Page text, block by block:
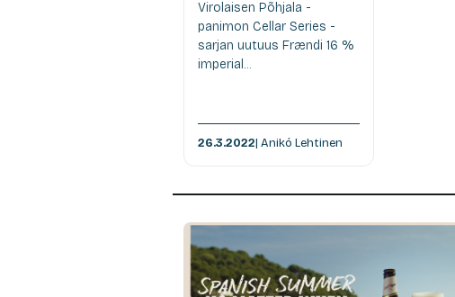
Virolaisen Põhjala -
panimon Cellar Series -
sarjan uutuus Frændi 16 %
imperial...
26.3.2022| Anikó Lehtinen